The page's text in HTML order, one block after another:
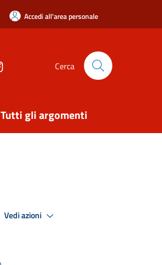
Accedi all'area personale
Cerca
Tutti gli argomenti
Vedi azioni